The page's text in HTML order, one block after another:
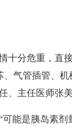
分危重，直
气管插管、
、主任医师张美
是胰岛素剂